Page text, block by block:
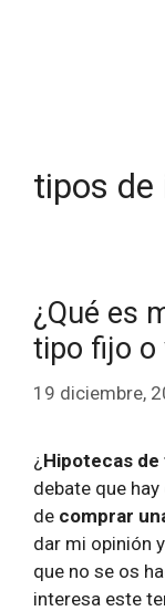
tipos de
¿Qué es
tipo fijo o
19 diciembre,
¿ Hipotecas
debate que
de comprar
dar mi opinión
que no se os
interesa este